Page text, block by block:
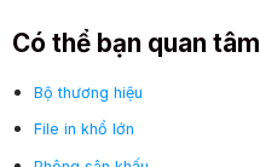
Có thể bạn quan tâm
Bộ thương hiệu
File in khổ lớn